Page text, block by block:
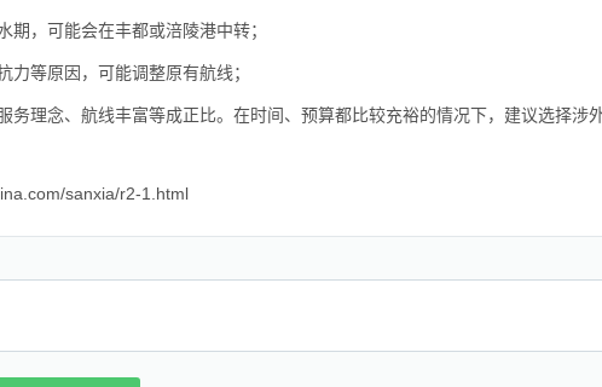
，可能会在丰都或涪陵港中转；
等原因，可能调整原有航线；
务理念、航线丰富等成正比。在时间、预算都比较充裕的情况下，建议选择涉
sanxia/r2-1.html